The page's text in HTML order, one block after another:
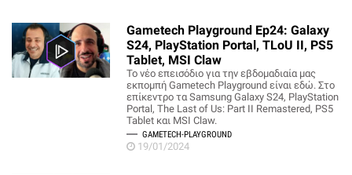
Gametech Playground Ep24: Galaxy
S24, PlayStation Portal, TLoU II, PS5
Tablet, MSI Claw
Το νέο επεισόδιο για την εβδομαδιαία μας
εκπομπή Gametech Playground είναι εδώ. Στο
επίκεντρο τα Samsung Galaxy S24, PlayStation
Portal, The Last of Us: Part II Remastered, PS5
Tablet και MSI Claw.
GAMETECH-PLAYGROUND
19/01/2024